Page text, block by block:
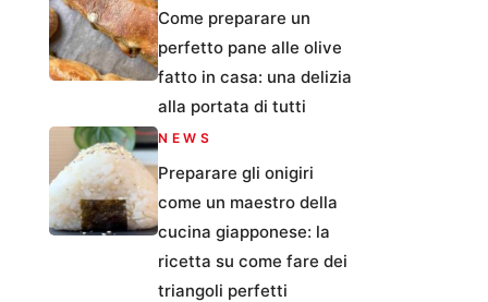
Come preparare un
perfetto pane alle olive
fatto in casa: una delizia
alla portata di tutti
NEWS
Preparare gli onigiri
come un maestro della
cucina giapponese: la
ricetta su come fare dei
triangoli perfetti